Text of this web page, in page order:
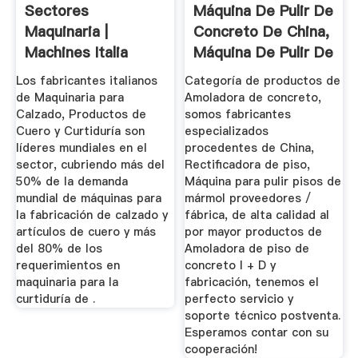
Sectores
Maquinaria |
Machines Italia
Los fabricantes italianos
de Maquinaria para
Calzado, Productos de
Cuero y Curtiduría son
líderes mundiales en el
sector, cubriendo más del
50% de la demanda
mundial de máquinas para
la fabricación de calzado y
artículos de cuero y más
del 80% de los
requerimientos en
maquinaria para la
curtiduría de .
Máquina De Pulir De
Concreto De China,
Máquina De Pulir De
...
Categoría de productos de
Amoladora de concreto,
somos fabricantes
especializados
procedentes de China,
Rectificadora de piso,
Máquina para pulir pisos de
mármol proveedores /
fábrica, de alta calidad al
por mayor productos de
Amoladora de piso de
concreto I + D y
fabricación, tenemos el
perfecto servicio y
soporte técnico postventa.
Esperamos contar con su
cooperación!